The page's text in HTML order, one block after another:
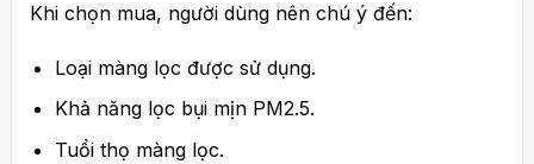
Khi chọn mua, người dùng nên chú ý đến:
Loại màng lọc được sử dụng.
Khả năng lọc bụi mịn PM2.5.
Tuổi thọ màng lọc.